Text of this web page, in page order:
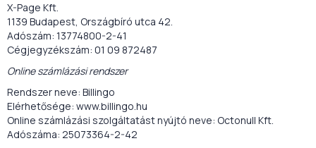
X-Page Kft.
1139 Budapest, Országbíró utca 42.
Adószám: 13774800-2-41
Cégjegyzékszám: 01 09 872487
Online számlázási rendszer
Rendszer neve: Billingo
Elérhetősége: www.billingo.hu
Online számlázási szolgáltatást nyújtó neve: Octonull Kft.
Adószáma: 25073364-2-42